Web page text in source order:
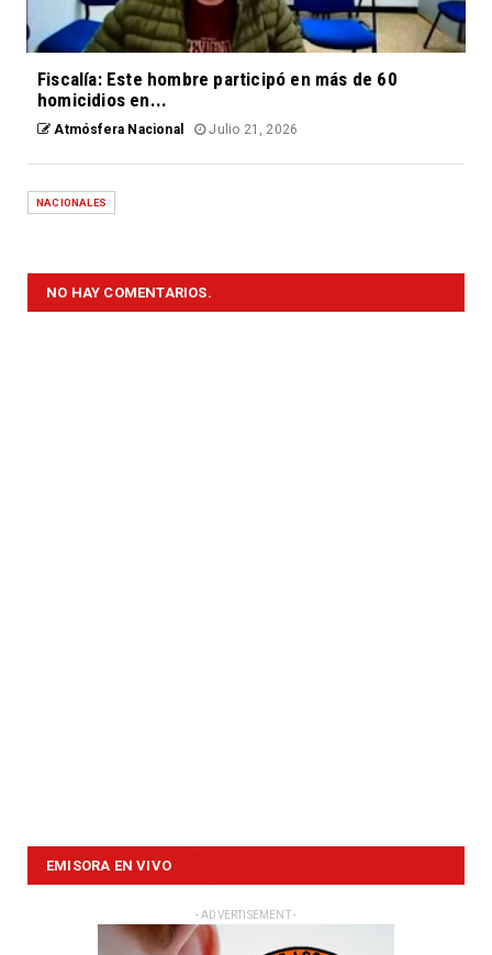
Fiscalía: Este hombre participó en más de 60
homicidios en...
Atmósfera Nacional Julio 21, 2026
NACIONALES
NO HAY COMENTARIOS.
EMISORA EN VIVO
- ADVERTISEMENT -